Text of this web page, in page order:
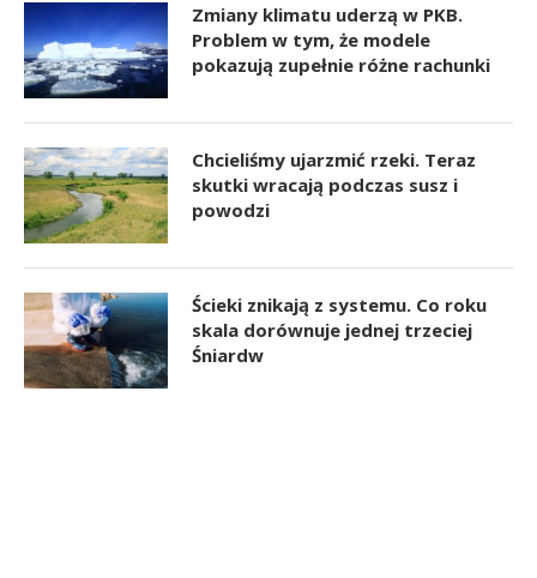
Zmiany klimatu uderzą w PKB.
Problem w tym, że modele
pokazują zupełnie różne rachunki
Chcieliśmy ujarzmić rzeki. Teraz
skutki wracają podczas susz i
powodzi
Ścieki znikają z systemu. Co roku
skala dorównuje jednej trzeciej
Śniardw